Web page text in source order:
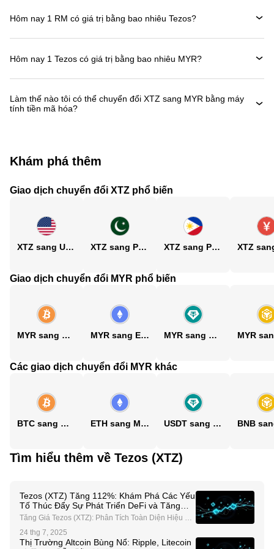
Hôm nay 1 RM có giá trị bằng bao nhiêu Tezos?
Hôm nay 1 Tezos có giá trị bằng bao nhiêu MYR?
Làm thế nào tôi có thể chuyển đổi XTZ sang MYR bằng máy
tính tiền mã hóa?
Khám phá thêm
Giao dịch chuyển đổi XTZ phổ biến
XTZ sang USD XTZ sang PKR XTZ sang PHP
Giao dịch chuyển đổi MYR phổ biến
MYR sang BTC MYR sang ETH MYR sang USDT
Các giao dịch chuyển đổi MYR khác
BTC sang MYR ETH sang MYR USDT sang MYR
Tìm hiểu thêm về Tezos (XTZ)
Tezos (XTZ) Tăng 112%: Khám Phá Các Yếu
Tố Thúc Đẩy Sự Phát Triển DeFi và Tăng
Trưởng Tổ Chức
Tăng Giá Tezos (XTZ): Phân Tích Toàn Diện Hiệu Su
ất Gần Đây Tezos (XTZ) đã thu hút sự chú ý với nhữn
g biến động giá ấn tượng, tăng 112% trong tháng qu
a và đạt mức tăng hàng tuần 25%. Sự tăng trưởng n
24 thg 7, 2025
Thị Trường Altcoin Bùng Nổ: Ripple, Litecoin